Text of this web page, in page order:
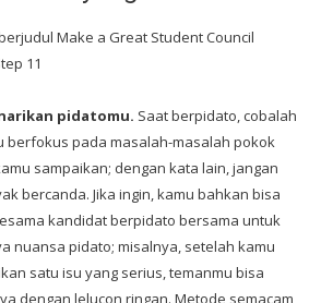
pidatomu. Saat berpidato, cobalah
berfokus pada masalah-masalah pokok
sampaikan; dengan kata lain, jangan
bercanda. Jika ingin, kamu bahkan bisa
kandidat berpidato bersama untuk
nuansa pidato; misalnya, setelah kamu
satu isu yang serius, temanmu bisa
dengan lelucon ringan. Metode semacam